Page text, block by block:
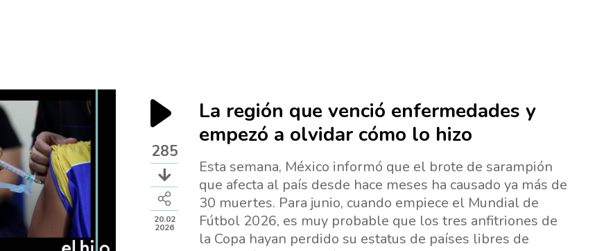
La región que venció enfermedades y
empezó a olvidar cómo lo hizo
Esta semana, México informó que el brote de sarampión
que afecta al país desde hace meses ha causado ya más de
30 muertes. Para junio, cuando empiece el Mundial de
Fútbol 2026, es muy probable que los tres anfitriones de
la Copa hayan perdido su estatus de países libres de
285
20.02
2026